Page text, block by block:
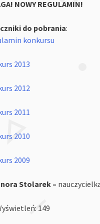
NOWY REGULAMIN!
do pobrania:
konkursu
2013
2012
2011
2010
2009
Stolarek –
149